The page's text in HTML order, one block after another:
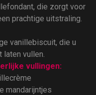
die zorgt voor
prachtige uitstraling.
vanillebiscuit, die u
laten vullen.
vullingen:
mandarijntjes